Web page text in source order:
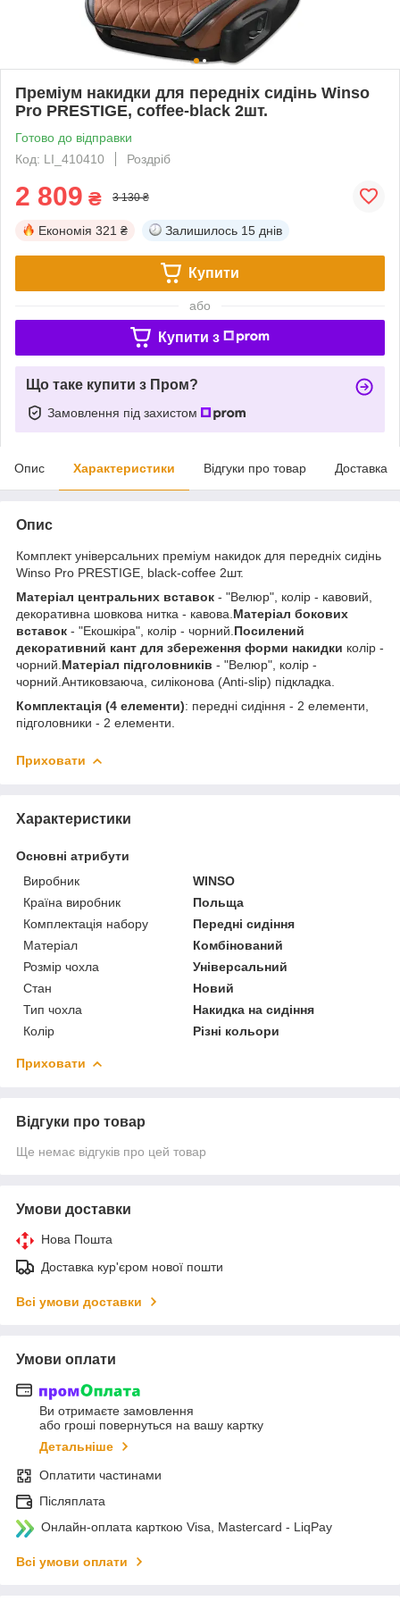
Преміум накидки для передніх сидінь Winso
Pro PRESTIGE, coffee-black 2шт.
Готово до відправки
Код: LI_410410
Роздріб
2 809 ₴ 3 130 ₴
Економія 321 ₴ Залишилось 15 днів
Купити
або
Купити з
Що таке купити з Пром?
Замовлення під захистом
Опис Характеристики Відгуки про товар Доставка
Опис
Комплект універсальних преміум накидок для передніх сидінь
Winso Pro PRESTIGE, black-coffee 2шт.
Матеріал центральних вставок - "Велюр", колір - кавовий,
декоративна шовкова нитка - кавова. Матеріал бокових
вставок - "Екошкіра", колір - чорний. Посилений
декоративний кант для збереження форми накидки колір -
чорний. Матеріал підголовників - "Велюр", колір -
чорний.Антиковзаюча, силіконова (Anti-slip) підкладка.
Комплектація (4 елементи): передні сидіння - 2 елементи,
підголовники - 2 елементи.
Приховати
Характеристики
Основні атрибути
Виробник
WINSO
Країна виробник
Польща
Комплектація набору
Передні сидіння
Матеріал
Комбінований
Розмір чохла
Універсальний
Стан
Новий
Тип чохла
Накидка на сидіння
Колір
Різні кольори
Приховати
Відгуки про товар
Ще немає відгуків про цей товар
Умови доставки
Нова Пошта
Доставка кур'єром нової пошти
Всі умови доставки
Умови оплати
Ви отримаєте замовлення
або гроші повернуться на вашу картку
Детальніше
Оплатити частинами
Післяплата
Онлайн-оплата карткою Visa, Mastercard - LiqPay
Всі умови оплати